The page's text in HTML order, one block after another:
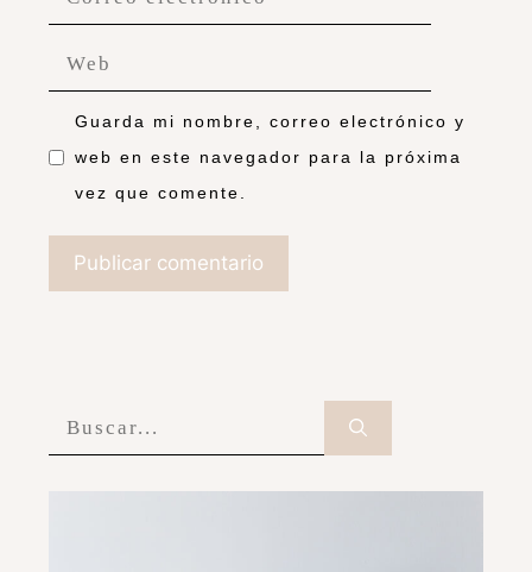
Guarda mi nombre, correo electrónico y
web en este navegador para la próxima
vez que comente.